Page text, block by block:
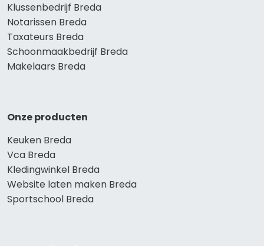
Klussenbedrijf Breda
Notarissen Breda
Taxateurs Breda
Schoonmaakbedrijf Breda
Makelaars Breda
Onze producten
Keuken Breda
Vca Breda
Kledingwinkel Breda
Website laten maken Breda
Sportschool Breda